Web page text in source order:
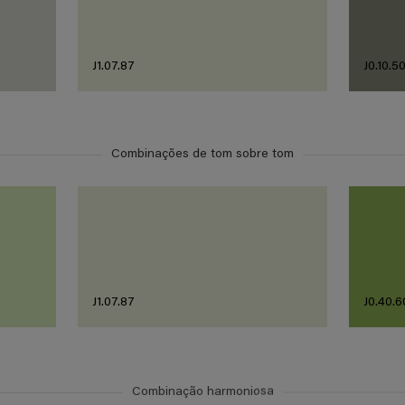
J1.07.87
Combinações de tom sobre tom
J1.07.87
Combinação harmoniosa